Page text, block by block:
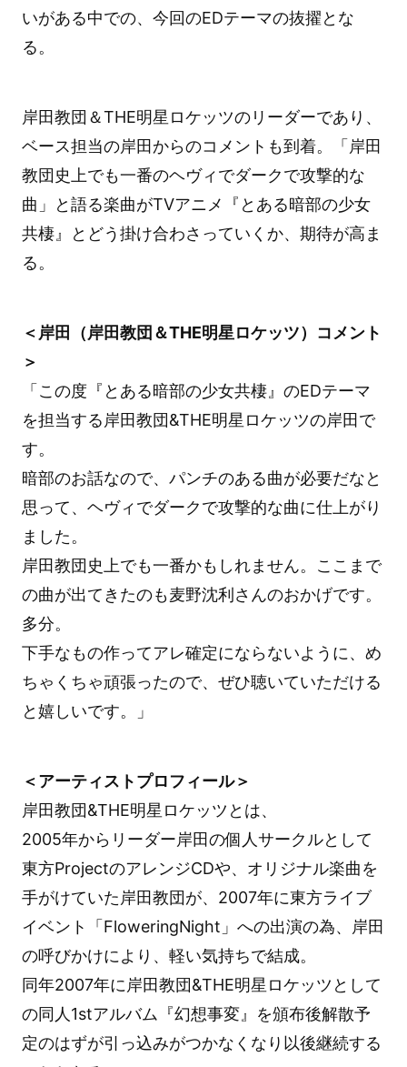
いがある中での、今回のEDテーマの抜擢とな
る。
岸田教団＆THE明星ロケッツのリーダーであり、
ベース担当の岸田からのコメントも到着。「岸田
教団史上でも一番のヘヴィでダークで攻撃的な
曲」と語る楽曲がTVアニメ『とある暗部の少女
共棲』とどう掛け合わさっていくか、期待が高ま
る。
＜岸田（岸田教団＆THE明星ロケッツ）コメント
＞
「この度『とある暗部の少女共棲』のEDテーマ
を担当する岸田教団&THE明星ロケッツの岸田で
す。
暗部のお話なので、パンチのある曲が必要だなと
思って、ヘヴィでダークで攻撃的な曲に仕上がり
ました。
岸田教団史上でも一番かもしれません。ここまで
の曲が出てきたのも麦野沈利さんのおかげです。
多分。
下手なもの作ってアレ確定にならないように、め
ちゃくちゃ頑張ったので、ぜひ聴いていただける
と嬉しいです。」
＜アーティストプロフィール＞
岸田教団&THE明星ロケッツとは、
2005年からリーダー岸田の個人サークルとして
東方ProjectのアレンジCDや、オリジナル楽曲を
手がけていた岸田教団が、2007年に東方ライブ
イベント「FloweringNight」への出演の為、岸田
の呼びかけにより、軽い気持ちで結成。
同年2007年に岸田教団&THE明星ロケッツとして
の同人1stアルバム『幻想事変』を頒布後解散予
定のはずが引っ込みがつかなくなり以後継続する